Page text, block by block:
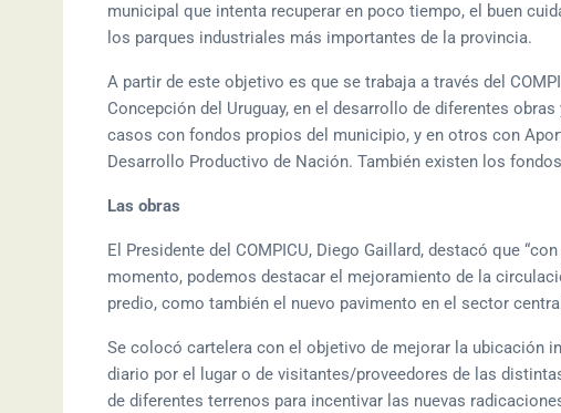
municipal que intenta recuperar en poco tiempo, el buen
los parques industriales más importantes de la provincia.
A partir de este objetivo es que se trabaja a través del
Concepción del Uruguay, en el desarrollo de diferentes
casos con fondos propios del municipio, y en otros con
Desarrollo Productivo de Nación. También existen los
Las obras
El Presidente del COMPICU, Diego Gaillard, destacó que
momento, podemos destacar el mejoramiento de la
predio, como también el nuevo pavimento en el sector central
Se colocó cartelera con el objetivo de mejorar la ubicación
diario por el lugar o de visitantes/proveedores de las
de diferentes terrenos para incentivar las nuevas